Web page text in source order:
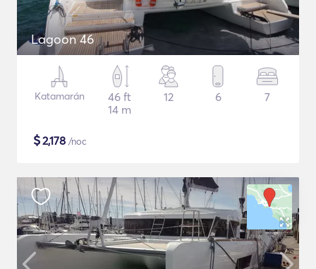
Lagoon 46
Katamarán
46 ft
14 m
12 6 7
$2,178 /noc